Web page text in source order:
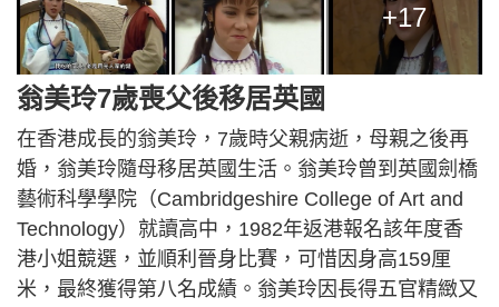
+17
翁美玲7歲喪父後移居英國
在香港成長的翁美玲，7歲時父親病逝，母親之後再
婚，翁美玲隨母移居英國生活。翁美玲曾到英國劍橋
藝術科學學院（Cambridgeshire College of Art and
Technology）就讀高中，1982年返港報名該年度香
港小姐競選，並順利晉身比賽，可惜因身高159厘
米，最終獲得第八名成績。翁美玲因長得五官精緻又